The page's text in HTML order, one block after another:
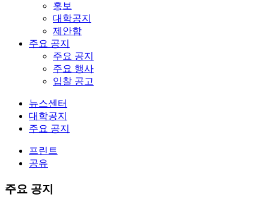
홍보
대학공지
제안함
주요 공지
주요 공지
주요 행사
입찰 공고
뉴스센터
대학공지
주요 공지
프린트
공유
주요 공지